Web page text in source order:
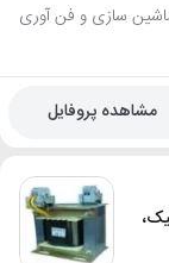
22، شهرک صنعتی ماشین سازی و فن آوری
مشاهده پروفایل